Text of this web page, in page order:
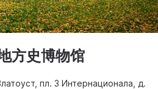
方史博物馆
пл. 3 Интернационала, д.